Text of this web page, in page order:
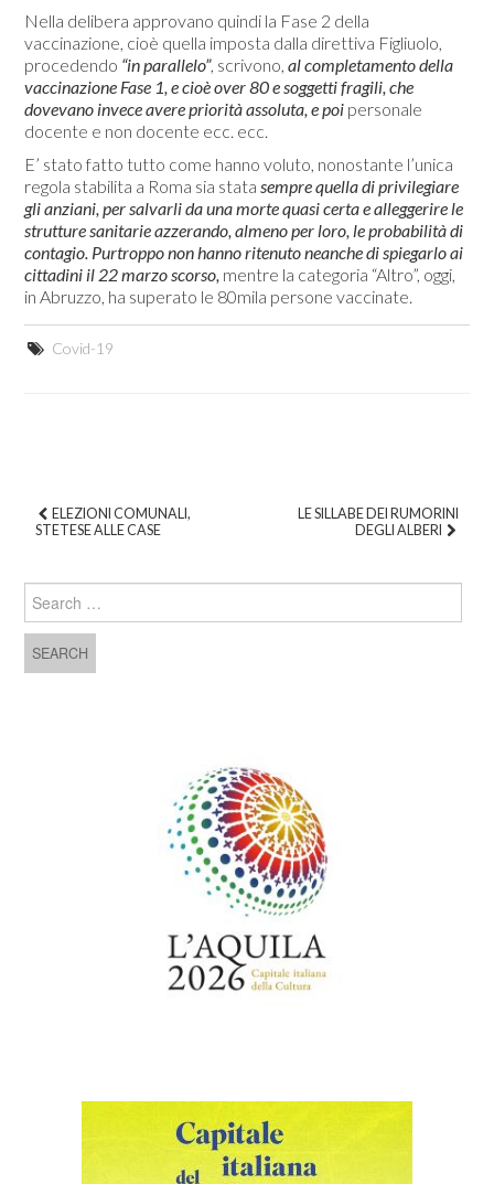
Nella delibera approvano quindi la Fase 2 della
vaccinazione, cioè quella imposta dalla direttiva Figliuolo,
procedendo “in parallelo”, scrivono,al completamento della
vaccinazione Fase 1, e cioè over 80 e soggetti fragili, che
dovevano invece avere priorità assoluta, e poi personale
docente e non docente ecc. ecc.
E’ stato fatto tutto come hanno voluto, nonostante l’unica
regola stabilita a Roma sia stata sempre quella di privilegiare
gli anziani, per salvarli da una morte quasi certa e alleggerire le
strutture sanitarie azzerando, almeno per loro, le probabilità di
contagio. Purtroppo non hanno ritenuto neanche di spiegarlo ai
cittadini il 22 marzo scorso, mentre la categoria “Altro”, oggi,
in Abruzzo, ha superato le 80mila persone vaccinate.
Covid-19
ELEZIONI COMUNALI,
STETESE ALLE CASE
LE SILLABE DEI RUMORINI
DEGLI ALBERI
Search for: